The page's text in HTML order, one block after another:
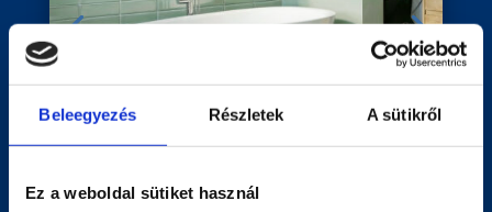
Beleegyezés Részletek A sütikről
Ez a weboldal sütiket használ